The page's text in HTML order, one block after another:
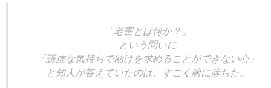
「老害とは何か？」
という問いに
「謙虚な気持ちで助けを求めることができない心」
と知人が答えていたのは、すごく腑に落ちた。